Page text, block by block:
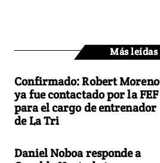
Más leídas
Confirmado: Robert Moreno
ya fue contactado por la FEF
para el cargo de entrenador
de La Tri
Daniel Noboa responde a